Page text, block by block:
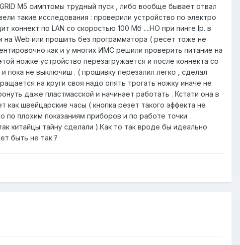
M5 симптомы трудный пуск , либо вообще бывает отвал
такие исследования : проверили устройство по электро
коннект по LAN со скоростью 100 Мб ....НО при пинге Ip. в
на Web или прошить без программатора ( ресет тоже не
как и у многих ИМС решили проверить питание на
ножке устройство перезагружается и после коннекта со
не выключиш . ( прошивку перезалил легко , сделал
на круги своя надо опять трогать ножку иначе не
даже пластмасской и начинает работать . Кстати она в
как швейцарские часы ( кнопка резет такого эффекта не
плохим показаниям приборов и по работе точки .
китайцы тайну сделали ).Как то так вроде бы идеально
быть не так ?